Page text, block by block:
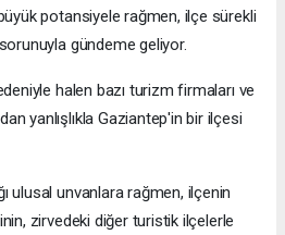
potansiyele rağmen, ilçe sürekli
gündeme geliyor.
halen bazı turizm firmaları ve
yanlışlıkla Gaziantep'in bir ilçesi
ulusal unvanlara rağmen, ilçenin
zirvedeki diğer turistik ilçelerle